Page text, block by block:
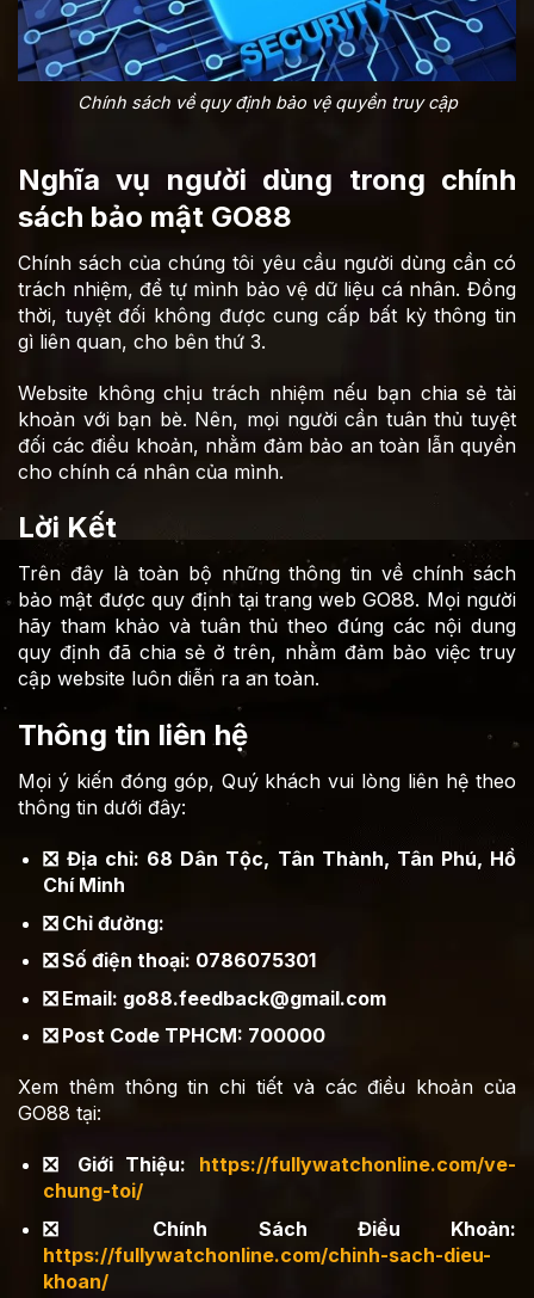
Chính sách về quy định bảo vệ quyền truy cập
Nghĩa vụ người dùng trong chính
sách bảo mật GO88
Chính sách của chúng tôi yêu cầu người dùng cần có
trách nhiệm, để tự mình bảo vệ dữ liệu cá nhân. Đồng
thời, tuyệt đối không được cung cấp bất kỳ thông tin
gì liên quan, cho bên thứ 3.
Website không chịu trách nhiệm nếu bạn chia sẻ tài
khoản với bạn bè. Nên, mọi người cần tuân thủ tuyệt
đối các điều khoản, nhằm đảm bảo an toàn lẫn quyền
cho chính cá nhân của mình.
Lời Kết
Trên đây là toàn bộ những thông tin về chính sách
bảo mật được quy định tại trang web GO88. Mọi người
hãy tham khảo và tuân thủ theo đúng các nội dung
quy định đã chia sẻ ở trên, nhằm đảm bảo việc truy
cập website luôn diễn ra an toàn.
Thông tin liên hệ
Mọi ý kiến đóng góp, Quý khách vui lòng liên hệ theo
thông tin dưới đây:
❎ Địa chỉ: 68 Dân Tộc, Tân Thành, Tân Phú, Hồ
Chí Minh
❎ Chỉ đường:
❎ Số điện thoại: 0786075301
❎ Email: go88.feedback@gmail.com
❎ Post Code TPHCM: 700000
Xem thêm thông tin chi tiết và các điều khoản của
GO88 tại:
❎ Giới Thiệu: https://fullywatchonline.com/ve-
chung-toi/
❎ Chính Sách Điều Khoản:
https://fullywatchonline.com/chinh-sach-dieu-
khoan/